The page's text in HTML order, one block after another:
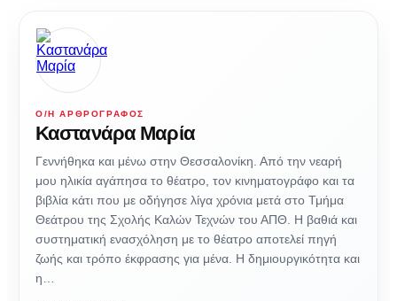
Ο/Η ΑΡΘΡΟΓΡΆΦΟΣ
Καστανάρα Μαρία
Γεννήθηκα και μένω στην Θεσσαλονίκη. Από την νεαρή
μου ηλικία αγάπησα το θέατρο, τον κινηματογράφο και τα
βιβλία κάτι που με οδήγησε λίγα χρόνια μετά στο Τμήμα
Θεάτρου της Σχολής Καλών Τεχνών του ΑΠΘ. Η βαθιά και
συστηματική ενασχόληση με το θέατρο αποτελεί πηγή
ζωής και τρόπο έκφρασης για μένα. Η δημιουργικότητα και
η…